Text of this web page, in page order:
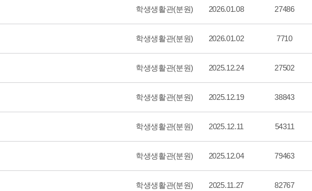
학생생활관(분원) 2026.01.08 27486
학생생활관(분원) 2026.01.02 7710
학생생활관(분원) 2025.12.24 27502
학생생활관(분원) 2025.12.19 38843
학생생활관(분원) 2025.12.11 54311
학생생활관(분원) 2025.12.04 79463
학생생활관(분원) 2025.11.27 82767